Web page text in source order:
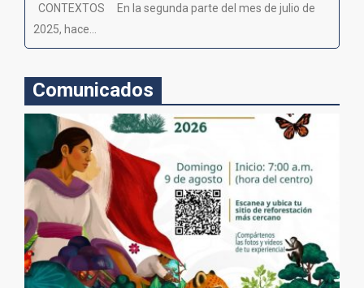
CONTEXTOS En la segunda parte del mes de julio de
2025, hace...
Comunicados